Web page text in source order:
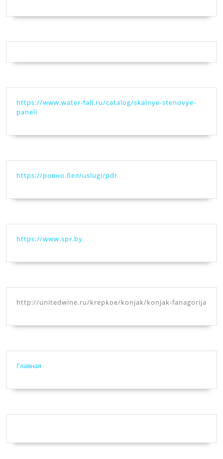
https://www.water-fall.ru/catalog/skalnye-stenovye-
paneli
https://ровно.бел/uslugi/pdr
https://www.spr.by
http://unitedwine.ru/krepkoe/konjak/konjak-fanagorija
Главная